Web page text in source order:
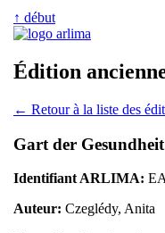
↑ début
Édition
← Retour à la liste des
Gart der Gesundheit
Identifiant ARLIMA:
Auteur: Czeglédy, Anita